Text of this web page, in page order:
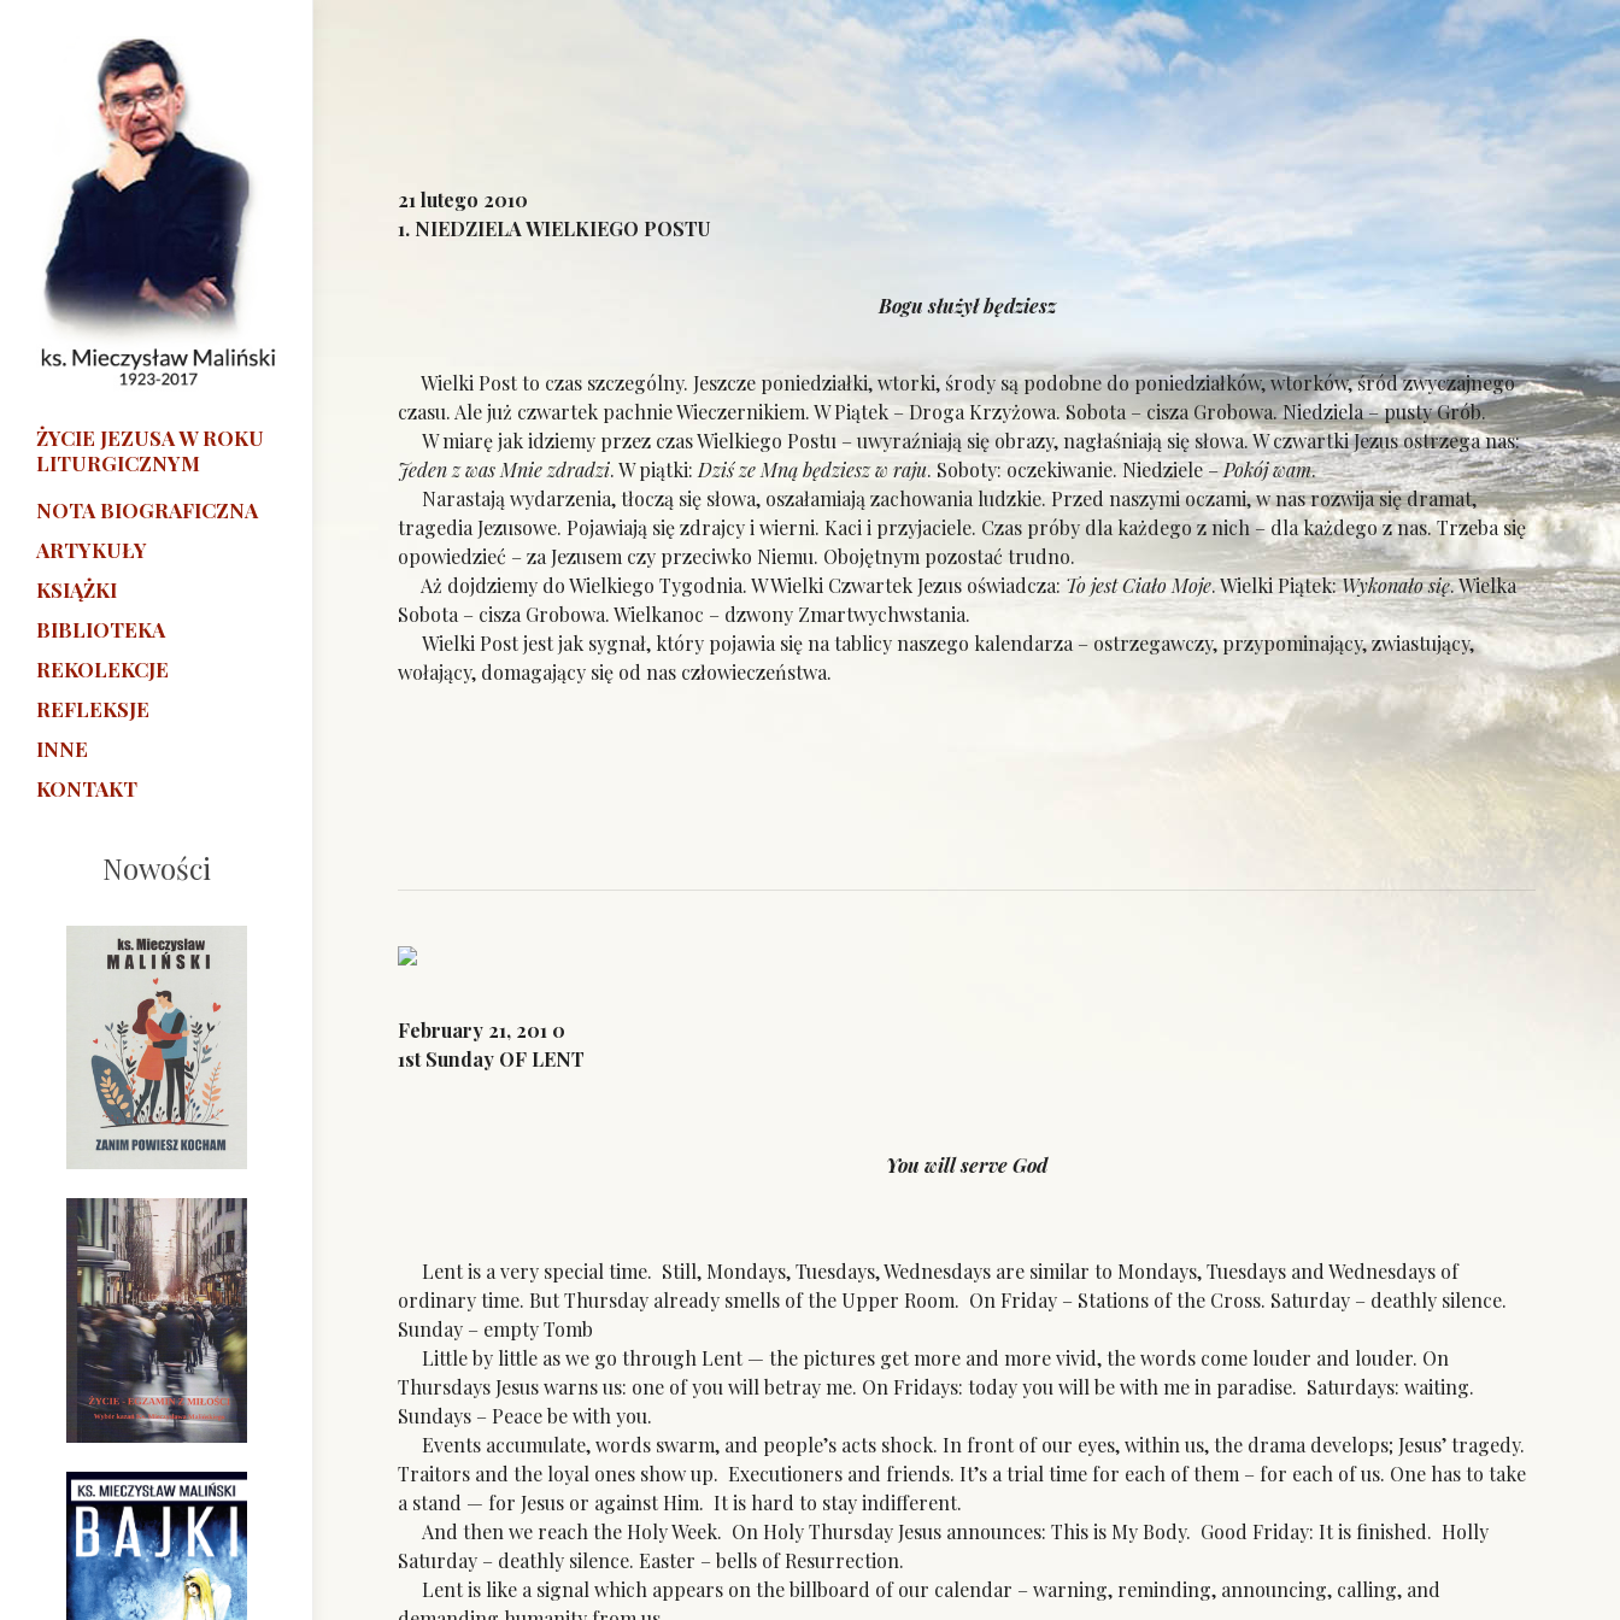
ŻYCIE JEZUSA W ROKU
LITURGICZNYM
NOTA BIOGRAFICZNA
ARTYKUŁY
KSIĄŻKI
BIBLIOTEKA
REKOLEKCJE
REFLEKSJE
INNE
KONTAKT
Nowości
21 lutego 2010
1. NIEDZIELA WIELKIEGO POSTU
Bogu służył będziesz
Wielki Post to czas szczególny. Jeszcze poniedziałki, wtorki, środy są podobne do poniedziałków, wtorków, śród zwyczajnego
czasu. Ale już czwartek pachnie Wieczernikiem. W Piątek – Droga Krzyżowa. Sobota – cisza Grobowa. Niedziela – pusty Grób.
W miarę jak idziemy przez czas Wielkiego Postu – uwyraźniają się obrazy, nagłaśniają się słowa. W czwartki Jezus ostrzega nas:
Jeden z was Mnie zdradzi. W piątki: Dziś ze Mną będziesz w raju. Soboty: oczekiwanie. Niedziele – Pokój wam.
Narastają wydarzenia, tłoczą się słowa, oszałamiają zachowania ludzkie. Przed naszymi oczami, w nas rozwija się dramat,
tragedia Jezusowe. Pojawiają się zdrajcy i wierni. Kaci i przyjaciele. Czas próby dla każdego z nich – dla każdego z nas. Trzeba się
opowiedzieć – za Jezusem czy przeciwko Niemu. Obojętnym pozostać trudno.
Aż dojdziemy do Wielkiego Tygodnia. W Wielki Czwartek Jezus oświadcza: To jest Ciało Moje. Wielki Piątek:Wykonało się. Wielka
Sobota – cisza Grobowa. Wielkanoc – dzwony Zmartwychwstania.
Wielki Post jest jak sygnał, który pojawia się na tablicy naszego kalendarza – ostrzegawczy, przypominający, zwiastujący,
wołający, domagający się od nas człowieczeństwa.
February 21, 201 0
1st Sunday OF LENT
You will serve God
Lent is a very special time. Still, Mondays, Tuesdays, Wednesdays are similar to Mondays, Tuesdays and Wednesdays of
ordinary time. But Thursday already smells of the Upper Room. On Friday – Stations of the Cross. Saturday – deathly silence.
Sunday – empty Tomb
Little by little as we go through Lent — the pictures get more and more vivid, the words come louder and louder. On
Thursdays Jesus warns us: one of you will betray me. On Fridays: today you will be with me in paradise. Saturdays: waiting.
Sundays – Peace be with you.
Events accumulate, words swarm, and people’s acts shock. In front of our eyes, within us, the drama develops; Jesus’ tragedy.
Traitors and the loyal ones show up. Executioners and friends. It’s a trial time for each of them – for each of us. One has to take
a stand — for Jesus or against Him. It is hard to stay indifferent.
And then we reach the Holy Week. On Holy Thursday Jesus announces: This is My Body. Good Friday: It is finished. Holly
Saturday – deathly silence. Easter – bells of Resurrection.
Lent is like a signal which appears on the billboard of our calendar – warning, reminding, announcing, calling, and